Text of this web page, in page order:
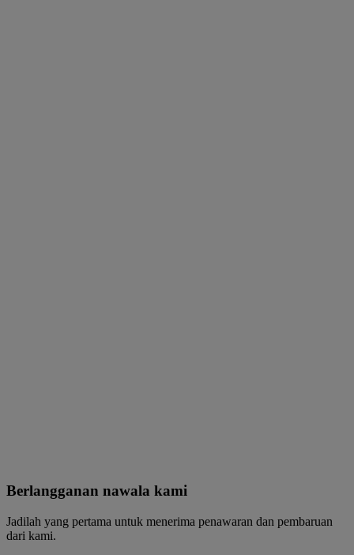
Berlangganan nawala kami
Jadilah yang pertama untuk menerima penawaran dan pembaruan
dari kami.